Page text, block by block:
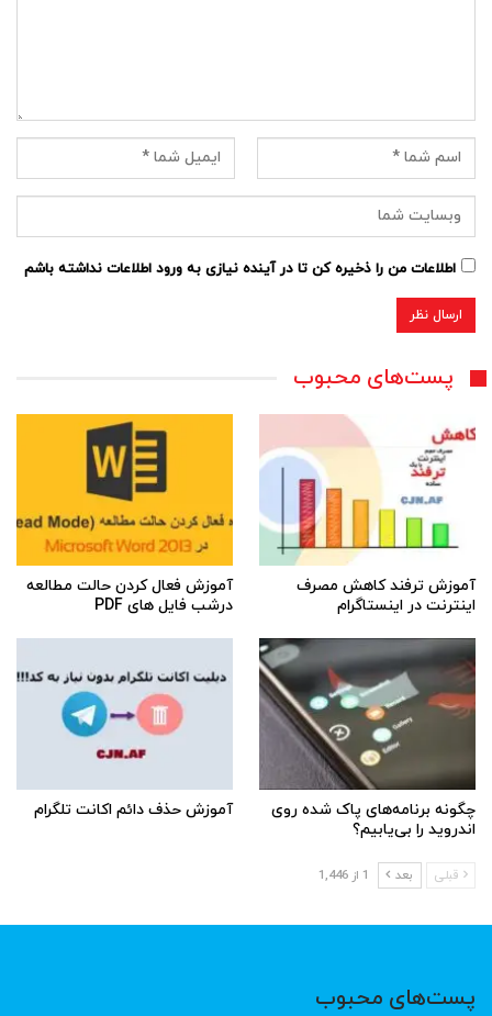
اطلاعات من را ذخیره کن تا در آینده نیازی به ورود اطلاعات نداشته باشم
پست‌های محبوب
آموزش ترفند کاهش مصرف
اینترنت در اینستاگرام
آموزش فعال کردن حالت مطالعه
درشب فایل های PDF
چگونه برنامه‌های پاک شده روی
اندروید را بی‌یابیم؟
آموزش حذف دائم اکانت تلگرام
قبلی بعد 1 از 1,446
پست‌های محبوب